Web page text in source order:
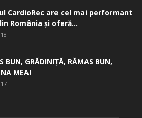
CardioRec are cel mai performant
România și oferă...
BUN, GRĂDINIŢĂ, ­RĂMAS BUN,
MEA!